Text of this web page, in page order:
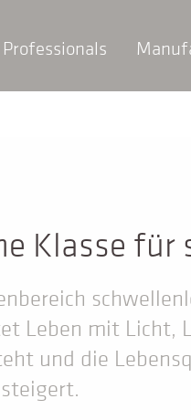
Professionals
Klasse für
Leben mit Licht,
und die